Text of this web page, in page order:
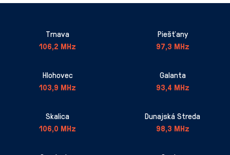
Trnava
106,2 MHz
Piešťany
97,3 MHz
Hlohovec
103,9 MHz
Galanta
93,4 MHz
Skalica
106,0 MHz
Dunajská Streda
98,3 MHz